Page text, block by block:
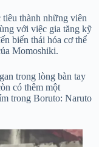
thành những viên
với việc gia tăng kỹ
biến thái hóa cơ thể
Momoshiki.
trong lòng bàn tay
có thêm một
trong Boruto: Naruto